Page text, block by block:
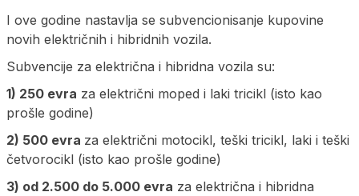
I ove godine nastavlja se subvencionisanje kupovine
novih električnih i hibridnih vozila.
Subvencije za električna i hibridna vozila su:
1) 250 evra za električni moped i laki tricikl (isto kao
prošle godine)
2) 500 evra za električni motocikl, teški tricikl, laki i teški
četvorocikl (isto kao prošle godine)
3) od 2.500 do 5.000 evra za električna i hibridna